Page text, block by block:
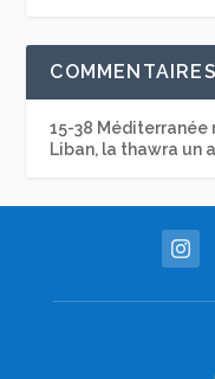
15-38 Méditerranée
Liban, la thawra un